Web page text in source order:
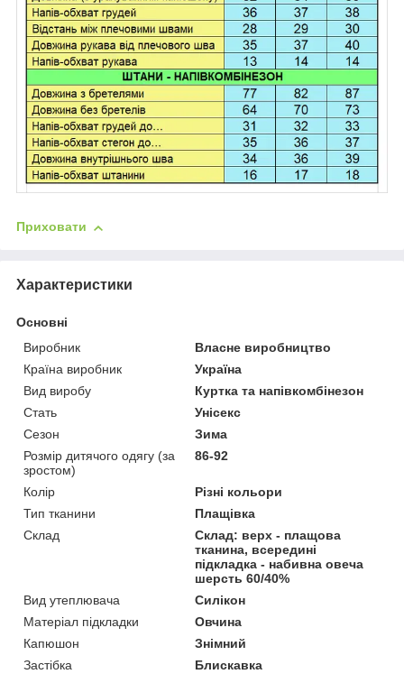
Приховати
Характеристики
Основні
Виробник
Власне виробництво
Країна виробник
Україна
Вид виробу
Куртка та напівкомбінезон
Стать
Унісекс
Сезон
Зима
Розмір дитячого одягу (за
зростом)
86-92
Колір
Різні кольори
Тип тканини
Плащівка
Склад
Склад: верх - плащова
тканина, всередині
підкладка - набивна овеча
шерсть 60/40%
Вид утеплювача
Силікон
Матеріал підкладки
Овчина
Капюшон
Знімний
Застібка
Блискавка